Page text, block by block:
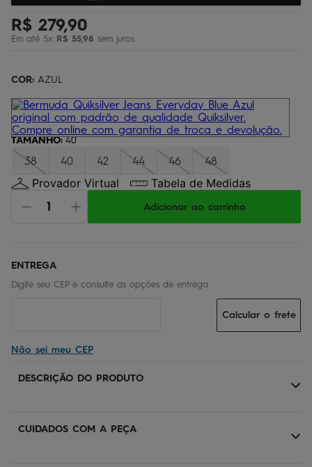
R$ 279,90
Em até 5x R$ 55,98 sem juros
COR: AZUL
TAMANHO: 40
38 40 42 44 46 48
Provador Virtual Tabela de Medidas
Adicionar ao carrinho
Não sei meu CEP
Calcular o frete
DESCRIÇÃO DO PRODUTO
CUIDADOS COM A PEÇA
6º óculos
boardshort
9º chinelo
10º calça